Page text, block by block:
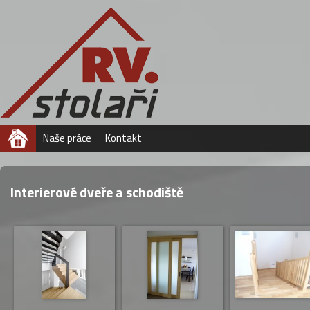
Úvod Naše práce Kontakt
Interierové dveře a schodiště